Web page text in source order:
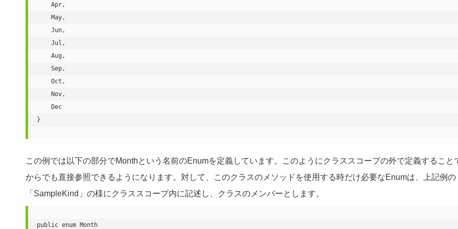
    Apr,
    May,
    Jun,
    Jul,
    Aug,
    Sep,
    Oct,
    Nov,
    Dec
}
この例では以下の部分でMonthという名前のEnumを定義しています。このようにクラススコープの外で定義すること
からでも直接参照できるようになります。対して、このクラスのメソッドを使用する時だけ必要なEnumは、上記例の
「SampleKind」の様にクラススコープ内に記述し、クラスのメンバーとします。
public enum Month